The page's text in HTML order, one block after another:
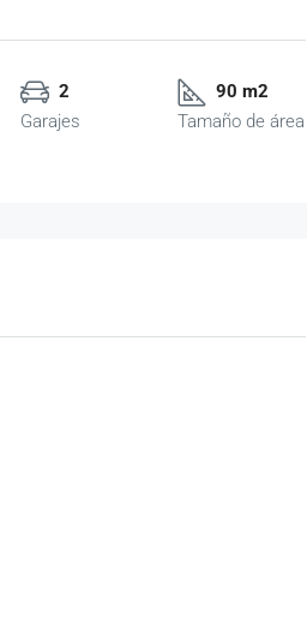
2
Garajes
90 m2
Tamaño de área